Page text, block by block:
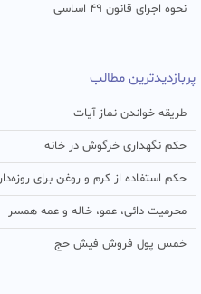
نحوه اجرای قانون ۴۹ اساسی
پربازدیدترین مطالب
طریقه خواندن نماز آیات
حکم نگهداری خرگوش در خانه
حکم استفاده از کرم و روغن برای روزه‌دار
محرمیت دائی، عمو، خاله و عمه همسر
خمس پول فروش فیش حج